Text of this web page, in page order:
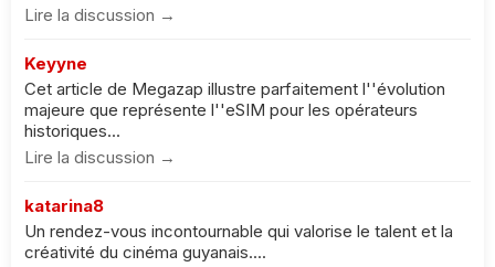
Lire la discussion →
Keyyne
Cet article de Megazap illustre parfaitement l''évolution
majeure que représente l''eSIM pour les opérateurs
historiques...
Lire la discussion →
katarina8
Un rendez-vous incontournable qui valorise le talent et la
créativité du cinéma guyanais....